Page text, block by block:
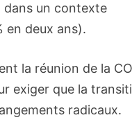
dans un contexte
en deux ans).
la réunion de la
exiger que la
radicaux.